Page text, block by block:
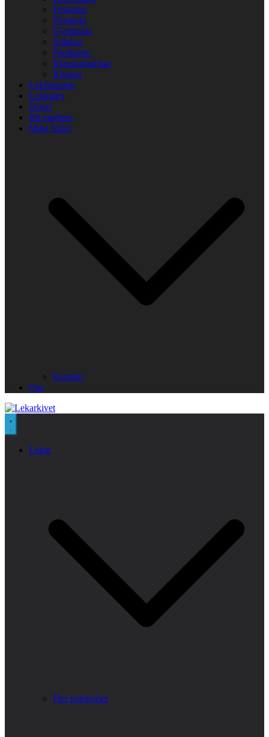
Festlekar
Förskola
Gympasal
Jullekar
Femkamp
Klassrumslekar
Kluriga
Lekfinnaren
Lekindex
Tipsa!
Bli medlem
Mina Sidor
Kontakt
Om
Lekar
Fler kategorier